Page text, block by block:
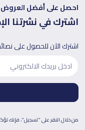
احصل على أفضل العروض
اشترك في نشرتنا
اشترك الآن للحصول على
من خلال النقر على "تسجيل"، فإنك